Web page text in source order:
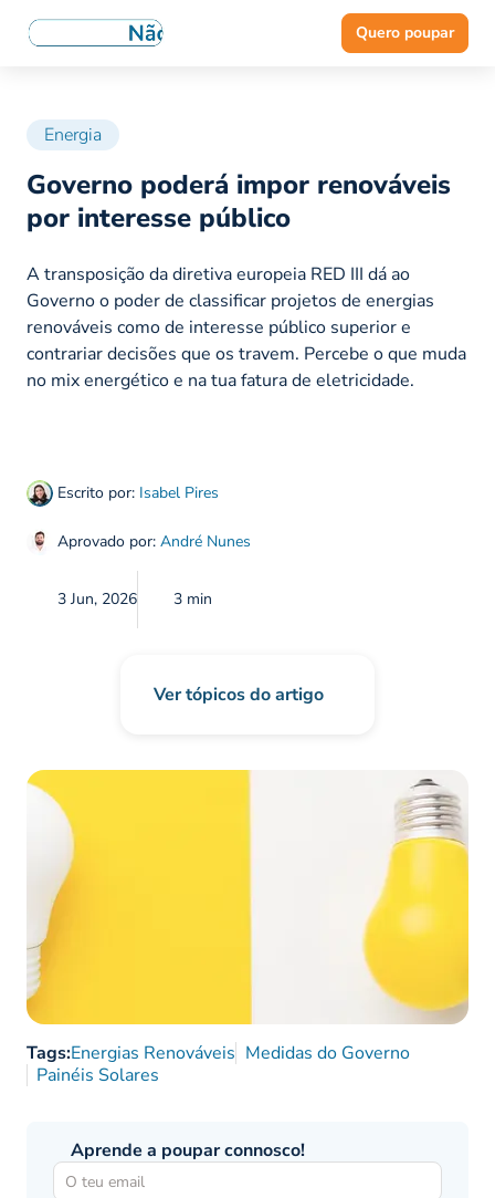
Quero poupar
Energia
Governo poderá impor renováveis
por interesse público
Escrito por: Isabel Pires
Aprovado por: André Nunes
3 Jun, 2026 3 min
A transposição da diretiva europeia RED III dá ao
Governo o poder de classificar projetos de energias
renováveis como de interesse público superior e
contrariar decisões que os travem. Percebe o que muda
no mix energético e na tua fatura de eletricidade.
Ver tópicos do artigo
Tags:Energias Renováveis Medidas do Governo
Painéis Solares
Aprende a poupar connosco!